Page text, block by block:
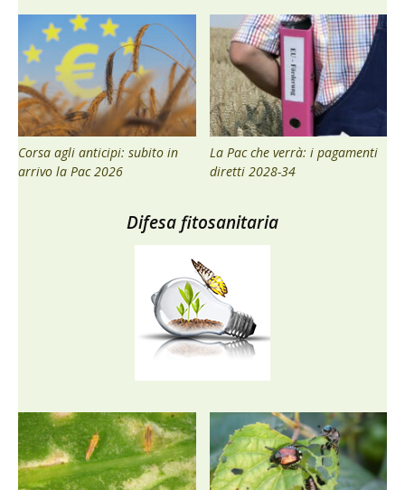
Corsa agli anticipi: subito in
arrivo la Pac 2026
La Pac che verrà: i pagamenti
diretti 2028-34
Difesa fitosanitaria